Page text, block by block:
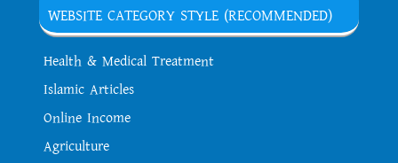
WEBSITE CATEGORY STYLE (RECOMMENDED)
Health & Medical Treatment
Islamic Articles
Online Income
Agriculture